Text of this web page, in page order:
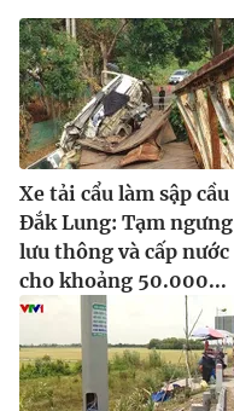
Xe tải cẩu làm sập cầu
Đắk Lung: Tạm ngưng
lưu thông và cấp nước
cho khoảng 50.000...